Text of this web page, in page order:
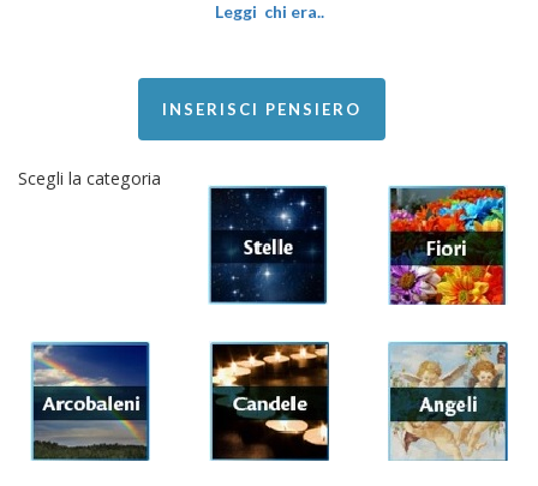
Leggi chi era..
INSERISCI PENSIERO
Scegli la categoria